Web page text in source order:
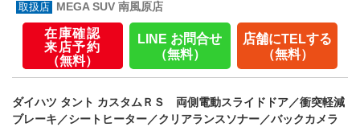
MEGA SUV 南風原店
在庫確認
来店予約
（無料）
LINE お問合せ
（無料）
店舗にTELする
（無料）
ダイハツ タント カスタムＲＳ 両側電動スライドドア／衝突軽減
ブレーキ／シートヒーター／クリアランスソナー／バックカメラ